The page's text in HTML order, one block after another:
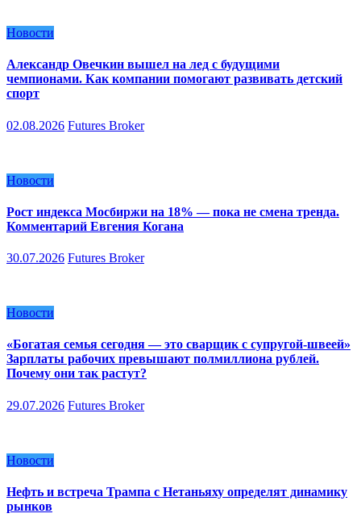
Новости
Александр Овечкин вышел на лед с будущими
чемпионами. Как компании помогают развивать детский
спорт
02.08.2026 Futures Broker
Новости
Рост индекса Мосбиржи на 18% — пока не смена тренда.
Комментарий Евгения Когана
30.07.2026 Futures Broker
Новости
«Богатая семья сегодня — это сварщик с супругой-швеей»
Зарплаты рабочих превышают полмиллиона рублей.
Почему они так растут?
29.07.2026 Futures Broker
Новости
Нефть и встреча Трампа с Нетаньяху определят динамику
рынков